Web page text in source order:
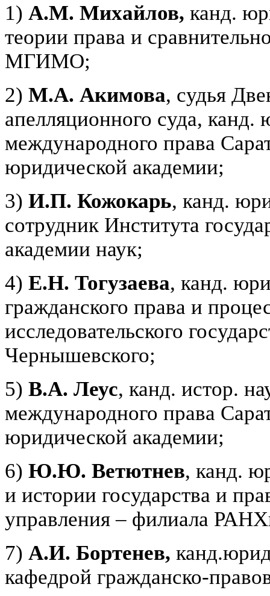
1) А.М. Михайлов, канд.
теории права и
МГИМО;
2) М.А. Акимова, судья
апелляционного суда,
международного права
юридической академии;
3) И.П. Кожокарь, канд.
сотрудник Института
академии наук;
4) Е.Н. Тогузаева, канд.
гражданского права и
исследовательского
Чернышевского;
5) В.А. Леус, канд. истор.
международного права
юридической академии;
6) Ю.Ю. Ветютнев, канд.
и истории государства и
управления – филиала
7) А.И. Бортенев,
кафедрой гражданско-